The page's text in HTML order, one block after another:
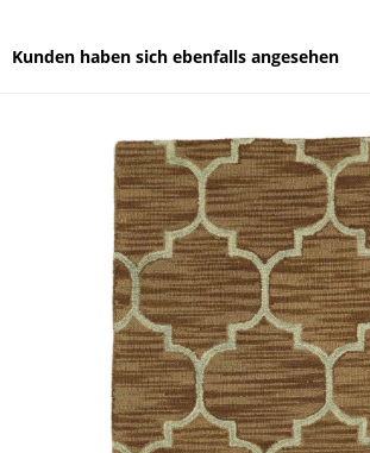
Kunden haben sich ebenfalls angesehen